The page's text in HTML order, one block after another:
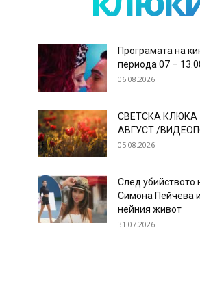
Програмата на
периода 07 –
06.08.2026
СВЕТСКА КЛЮКА
АВГУСТ /
05.08.2026
След убийството
Симона Пейчева
нейния живот
31.07.2026